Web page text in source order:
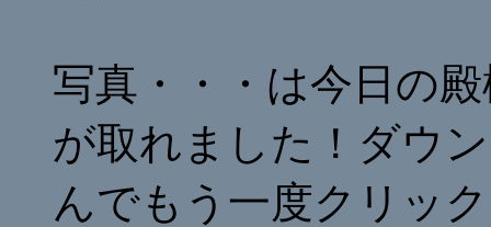
写真・・・は今日の
が取れました！ダウ
んでもう一度クリック